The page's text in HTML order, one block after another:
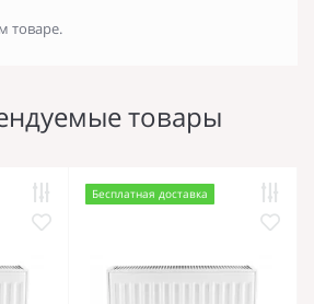
товаре.
товары
Бесплатная доставка